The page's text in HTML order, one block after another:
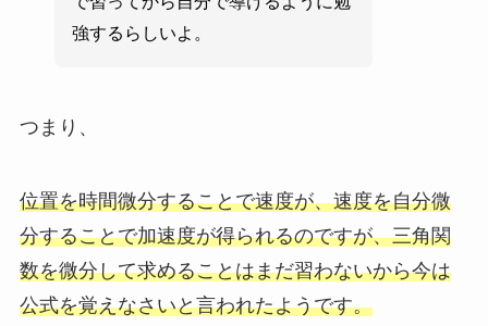
強するらしいよ。
つまり、
位置を時間微分することで速度が、速度を自分微
分することで加速度が得られるのですが、三角関
数を微分して求めることはまだ習わないから今は
公式を覚えなさいと言われたようです。